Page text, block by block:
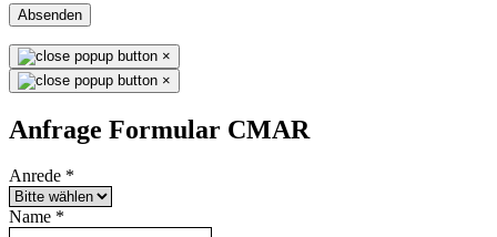
Absenden
×
×
Anfrage Formular CMAR
Anrede *
Name *